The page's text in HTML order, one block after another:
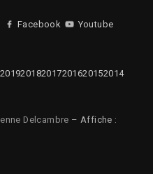
Facebook Youtube
201920182017201620152014
Delcambre – Affiche :